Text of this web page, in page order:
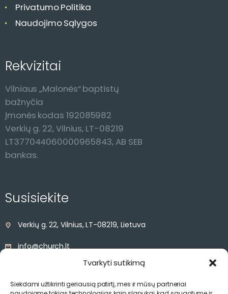
Tvarkyti sutikimą
Siekdami užtikrinti geriausią patirtį, mes ir mūsų partneriai
Privatumo Politika
Naudojimo Sąlygos
Rekvizitai
Vilniaus „Malonės“ baptistų
bažnyčia
Įmonės kodas 192085982
Verkių g. 22, Vilnius, LT-08219
LT377044060000965843, AB SEB
bankas.
Susisiekite
Verkių g. 22, Vilnius, LT-08219, Lietuva
info@church.lt